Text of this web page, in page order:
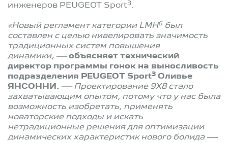
инженеров PEUGEOT Sport 3.
«Новый регламент категории LMH6 был
составлен с целью нивелировать значимость
традиционных систем повышения
динамики, —объясняет технический
директор программы гонок на выносливость
подразделения PEUGEOT Sport3 Оливье
ЯНСОННИ. — Проектирование 9X8 стало
захватывающим опытом, потому что у нас была
возможность изобретать, применять
новаторские подходы и искать
нетрадиционные решения для оптимизации
динамических характеристик нового болида —